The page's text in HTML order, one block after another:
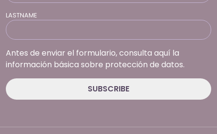
LASTNAME
Antes de enviar el formulario, consulta aquí la
información básica sobre protección de datos.